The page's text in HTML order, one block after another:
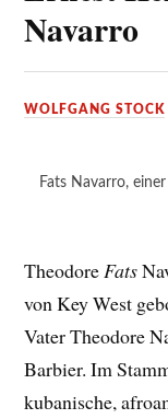
Navarro
WOLFGANG STOCK
Fats Navarro,
TheodoreFats
von Key West
Vater Theodore
Barbier. Im
kubanische,